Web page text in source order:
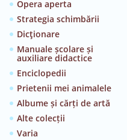
Opera aperta
Strategia schimbării
Dicţionare
Manuale școlare și
auxiliare didactice
Enciclopedii
Prietenii mei animalele
Albume și cărți de artă
Alte colecții
Varia